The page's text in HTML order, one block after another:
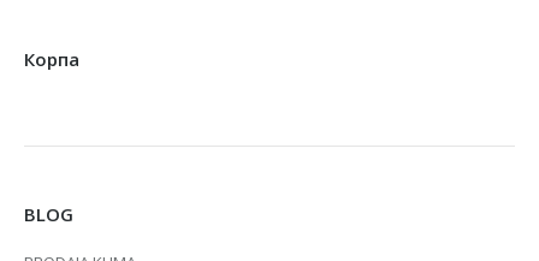
Корпа
BLOG